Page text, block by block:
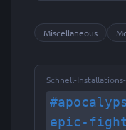
Miscellaneous
Schnell-
epic-